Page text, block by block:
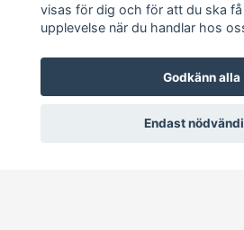
visas för dig och för att du ska
upplevelse när du handlar hos
Godkänn alla
Endast